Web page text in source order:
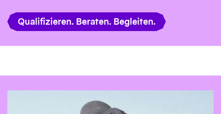
Qualifizieren. Beraten. Begleiten.